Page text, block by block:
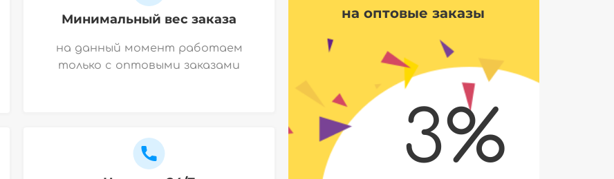
Минимальный вес заказа
на данный момент работаем
только с оптовыми заказами
на оптовые заказы
3%